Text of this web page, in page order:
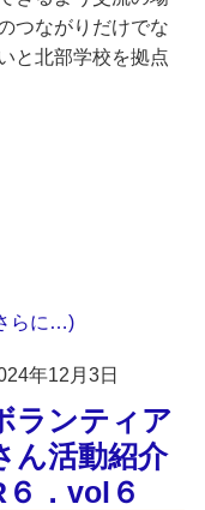
つながりだけでな
と北部学校を拠点
らに…)
年12月3日
ランティア
ん活動紹介
６．vol６